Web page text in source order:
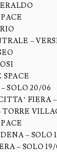
–
SPACE
SOLO 20/06
FIERA
TORRE
– SOLO
– SOLO